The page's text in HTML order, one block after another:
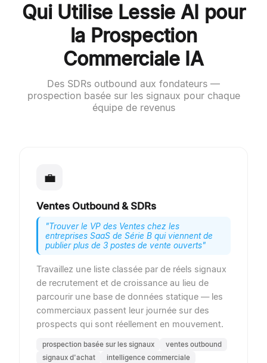
Qui Utilise Lessie AI pour
la Prospection
Commerciale IA
Des SDRs outbound aux fondateurs —
prospection basée sur les signaux pour chaque
équipe de revenus
💼
Ventes Outbound & SDRs
"Trouver le VP des Ventes chez les
entreprises SaaS de Série B qui viennent de
publier plus de 3 postes de vente ouverts"
Travaillez une liste classée par de réels signaux
de recrutement et de croissance au lieu de
parcourir une base de données statique — les
commerciaux passent leur journée sur des
prospects qui sont réellement en mouvement.
prospection basée sur les signaux
ventes outbound
signaux d'achat
intelligence commerciale